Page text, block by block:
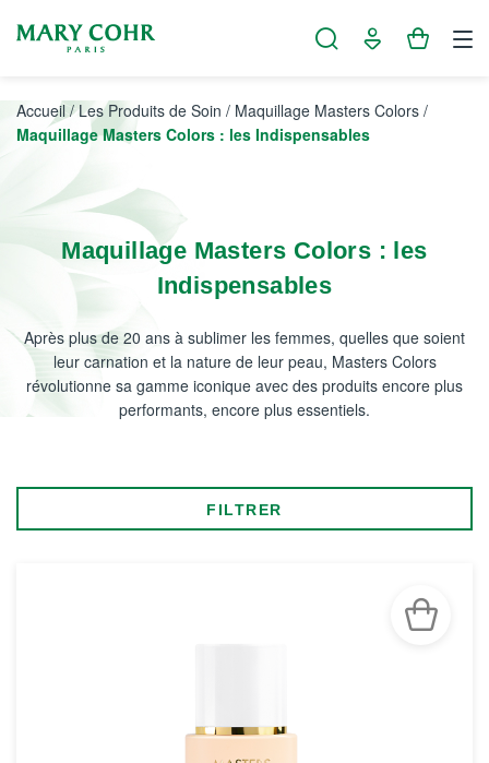
Accueil / Les Produits de Soin / Maquillage Masters Colors /
Maquillage Masters Colors : les Indispensables
Maquillage Masters Colors : les
Indispensables
Après plus de 20 ans à sublimer les femmes, quelles que soient
leur carnation et la nature de leur peau, Masters Colors
révolutionne sa gamme iconique avec des produits encore plus
performants, encore plus essentiels.
FILTRER